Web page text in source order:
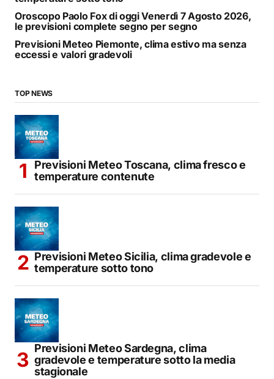
Oroscopo Paolo Fox di oggi Venerdì 7 Agosto 2026,
le previsioni complete segno per segno
Previsioni Meteo Piemonte, clima estivo ma senza
eccessi e valori gradevoli
TOP NEWS
Previsioni Meteo Toscana, clima fresco e
temperature contenute
Previsioni Meteo Sicilia, clima gradevole e
temperature sotto tono
Previsioni Meteo Sardegna, clima
gradevole e temperature sotto la media
stagionale